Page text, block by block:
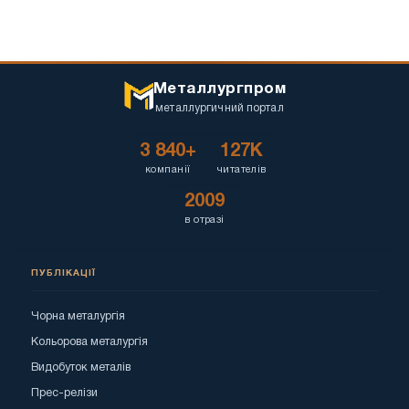
Металлургпром
металлургичний портал
3 840+
компанії
127K
читателів
2009
в отразі
ПУБЛІКАЦІЇ
Чорна металургія
Кольорова металургія
Видобуток металів
Прес-релізи